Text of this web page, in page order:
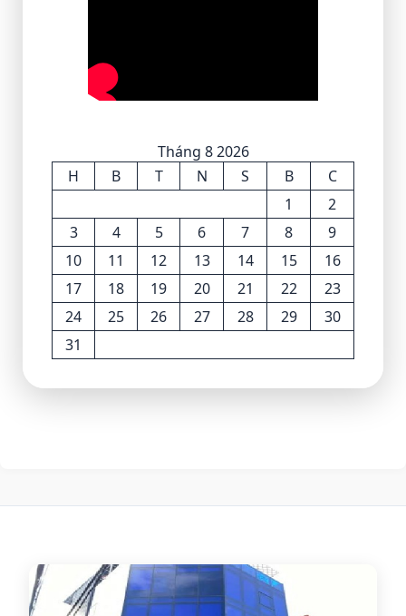
Tháng 8 2026
H
B T N S B
C
1
2
3
4 5 6 7 8
9
10
11 12 13 14 15
16
17
18 19 20 21 22
23
24
25 26 27 28 29
30
31